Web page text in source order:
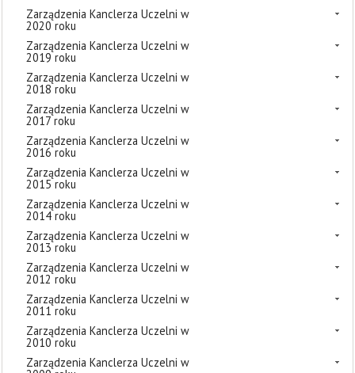
Zarządzenia Kanclerza Uczelni w
2020 roku
Zarządzenia Kanclerza Uczelni w
2019 roku
Zarządzenia Kanclerza Uczelni w
2018 roku
Zarządzenia Kanclerza Uczelni w
2017 roku
Zarządzenia Kanclerza Uczelni w
2016 roku
Zarządzenia Kanclerza Uczelni w
2015 roku
Zarządzenia Kanclerza Uczelni w
2014 roku
Zarządzenia Kanclerza Uczelni w
2013 roku
Zarządzenia Kanclerza Uczelni w
2012 roku
Zarządzenia Kanclerza Uczelni w
2011 roku
Zarządzenia Kanclerza Uczelni w
2010 roku
Zarządzenia Kanclerza Uczelni w